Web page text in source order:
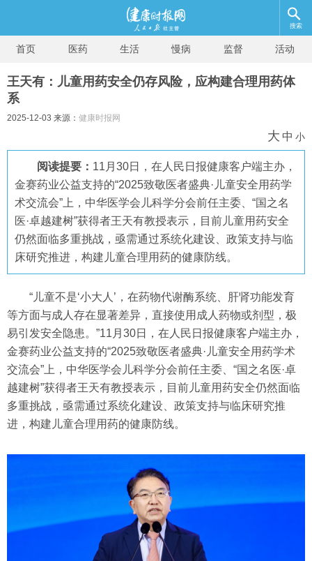
搜索
首页 医药 生活 慢病 监督 活动
王天有：儿童用药安全仍存风险，应构建合理用药体
系
2025-12-03 来源： 健康时报网
大 中 小
阅读提要： 11月30日，在人民日报健康客户端主办，
金赛药业公益支持的“2025致敬医者盛典·儿童安全用药学
术交流会”上，中华医学会儿科学分会前任主委、“国之名
医·卓越建树”获得者王天有教授表示，目前儿童用药安全
仍然面临多重挑战，亟需通过系统化建设、政策支持与临
床研究推进，构建儿童合理用药的健康防线。
“儿童不是‘小大人’，在药物代谢酶系统、肝肾功能发育
等方面与成人存在显著差异，直接使用成人药物或剂型，极
易引发安全隐患。”11月30日，在人民日报健康客户端主办，
金赛药业公益支持的“2025致敬医者盛典·儿童安全用药学术
交流会”上，中华医学会儿科学分会前任主委、“国之名医·卓
越建树”获得者王天有教授表示，目前儿童用药安全仍然面临
多重挑战，亟需通过系统化建设、政策支持与临床研究推
进，构建儿童合理用药的健康防线。